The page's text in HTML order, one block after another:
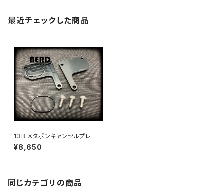
最近チェックした商品
13B メタポンキャンセルプレー
ト ~ 13B OMP Cancel Plat
e ~
¥8,650
同じカテゴリの商品